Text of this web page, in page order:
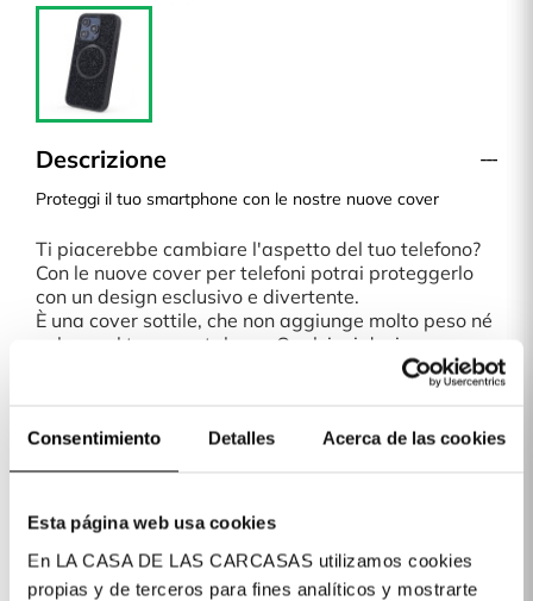
Consentimiento Detalles Acerca de las cookies
Esta página web usa cookies
En LA CASA DE LAS CARCASAS utilizamos cookies
propias y de terceros para fines analíticos y mostrarte
Descrizione
Proteggi il tuo smartphone con le nostre nuove cover
Ti piacerebbe cambiare l'aspetto del tuo telefono?
Con le nuove cover per telefoni potrai proteggerlo
con un design esclusivo e divertente.
È una cover sottile, che non aggiunge molto peso né
volume al tuo smartphone. Qualsiasi design o
modello del nostro negozio online di cover è una
Paga la tua cover quando la ricevi!
A La Casa de las Carcasas abbiamo diversi metodi
Apple Pay, Google Pay, Klarna (quest'ultimo per
Dettagli del prodotto